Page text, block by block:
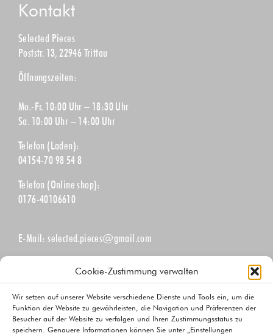
Cookie-Zustimmung verwalten
Wir setzen auf unserer Website verschiedene Dienste und Tools ein, um die
Funktion der Website zu gewährleisten, die Navigation und Präferenzen der
Besucher auf der Website zu verfolgen und Ihren Zustimmungsstatus zu
speichern. Genauere Informationen können Sie unter „Einstellungen
Kontakt
Selected Pieces
Poststr. 13, 22946 Trittau
Öffnungszeiten:
Mo.-Fr. 10:00 Uhr – 18:30 Uhr
Sa. 10:00 Uhr – 14:00 Uhr
Telefon (Laden):
04154-70 98 54 8
Telefon (Online shop):
0176-40106610
E-Mail: selected.pieces@gmail.com
Newsletter abonnieren
Tragen Sie hier Ihre E-Mail-Adresse ein und bleiben Sie immer
über unsere aktuellen Angebote informiert.